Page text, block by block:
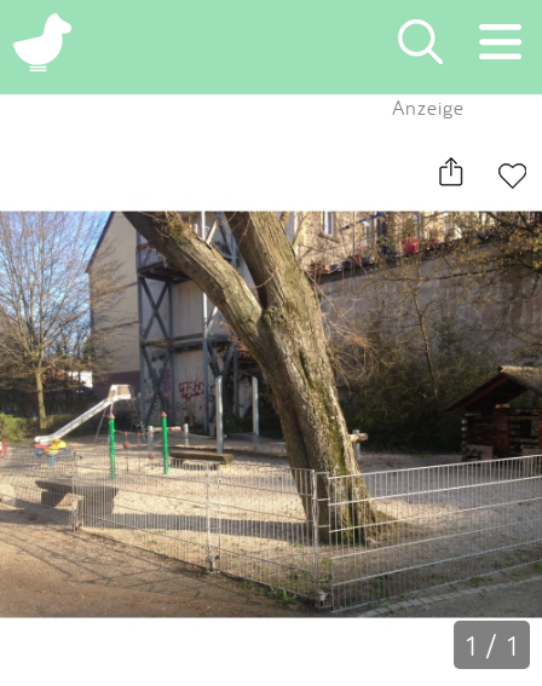
×
Eintragen
App
Blog
Partner
Kontakt
Impressum
Anzeige
1 / 1